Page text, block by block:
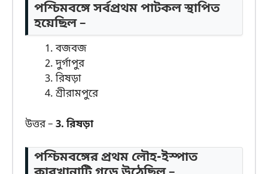
পশ্চিমবঙ্গে সর্বপ্রথম পাটকল স্থাপিত
হয়েছিল –
বজবজ
দুর্গাপুর
রিষড়া
শ্রীরামপুরে
উত্তর – 3. রিষড়া
পশ্চিমবঙ্গের প্রথম লৌহ-ইস্পাত